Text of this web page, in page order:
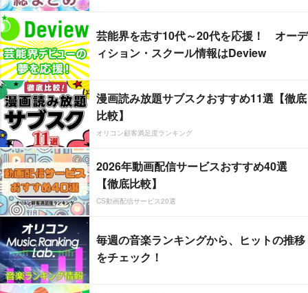
芸能界を志す10代～20代を応援！ オーデ
ィション・スクール情報はDeview
漫画読み放題サブスクおすすめ11選【徹底
比較】
オリコン顧客満足度ランキング
2026年動画配信サービスおすすめ40選
【徹底比較】
CS動画配信サービス20選
毎週の音楽ランキングから、ヒットの推移
をチェック！